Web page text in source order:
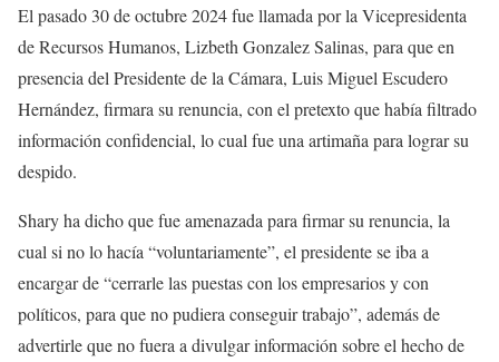
El pasado 30 de octubre 2024 fue llamada por la Vicepresidenta
de Recursos Humanos, Lizbeth Gonzalez Salinas, para que en
presencia del Presidente de la Cámara, Luis Miguel Escudero
Hernández, firmara su renuncia, con el pretexto que había filtrado
información confidencial, lo cual fue una artimaña para lograr su
despido.
Shary ha dicho que fue amenazada para firmar su renuncia, la
cual si no lo hacía “voluntariamente”, el presidente se iba a
encargar de “cerrarle las puestas con los empresarios y con
políticos, para que no pudiera conseguir trabajo”, además de
advertirle que no fuera a divulgar información sobre el hecho de